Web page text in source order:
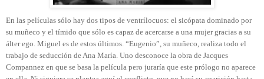
En las películas sólo hay dos tipos de ventrílocuos: el sicópata dominado por
su muñeco y el tímido que sólo es capaz de acercarse a una mujer gracias a su
álter ego. Miguel es de estos últimos. “Eugenio”, su muñeco, realiza todo el
trabajo de seducción de Ana María. Uno desconoce la obra de Jacques
Compannez en que se basa la película pero juraría que este prólogo no aparece